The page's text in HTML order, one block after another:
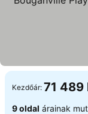
Kezdőár: 71 489
9 oldal árainak